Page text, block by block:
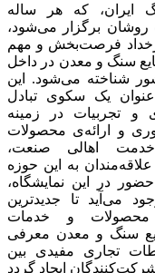
ایران، که هر ساله
برگزار می‌شود،
فرصت‌بخش و مهم
سنگ و معدن در داخل
شناخته می‌شود. این
عنوان یک سکوی تبادل
و تجربیات در زمینه
و ارائه‌ی محصولات
اهالی صنعت،
به این حوزه
حضور در این نمایشگاه،
می‌آید تا جدیدترین
محصولات و خدمات
سنگ و معدن معرفی
تجاری مفیدی بین